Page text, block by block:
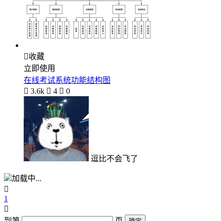
收藏
立即使用
在线考试系统功能结构图
 3.6k  4  0
逗比不会飞了
加载中...

1
